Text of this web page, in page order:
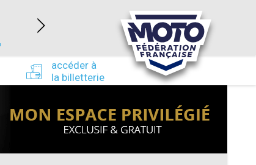
accéder à
la billetterie
NEVERS MAGNY-COURS (58)
du 24/09/2026 au 27/09/2026